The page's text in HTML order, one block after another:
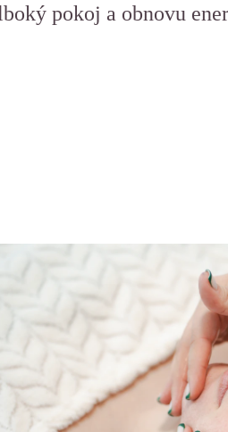
pokoj a obnovu